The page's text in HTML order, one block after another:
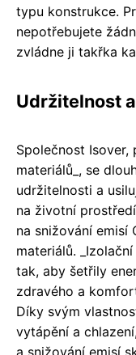
typu konstrukce.
nepotřebujete
zvládne ji takřka
Udržitelnost
Společnost Isover,
materiálů_, se
udržitelnosti a
na životní
na snižování emisí
materiálů.
tak, aby šetřily
zdravého a
Díky svým
vytápění a
a snižování emisí